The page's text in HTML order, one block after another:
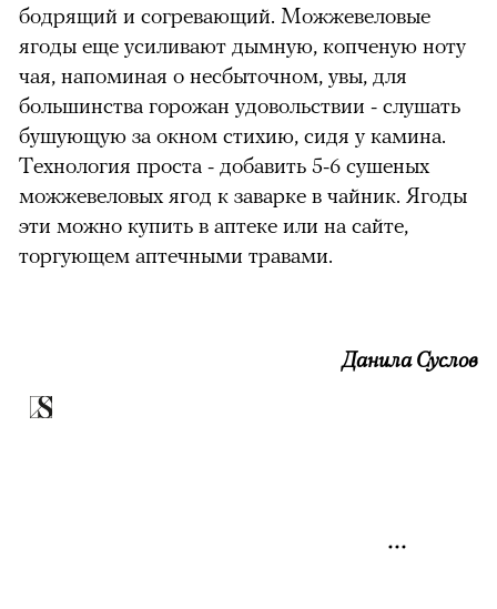
бодрящий и согревающий. Можжевеловые
ягоды еще усиливают дымную, копченую ноту
чая, напоминая о несбыточном, увы, для
большинства горожан удовольствии - слушать
бушующую за окном стихию, сидя у камина.
Технология проста - добавить 5-6 сушеных
можжевеловых ягод к заварке в чайник. Ягоды
эти можно купить в аптеке или на сайте,
торгующем аптечными травами.
Данила Суслов